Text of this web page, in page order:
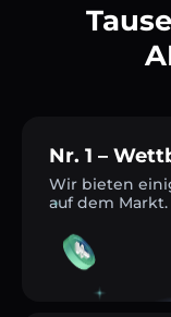
Nr. 1 –
Wir bieten
auf dem Markt.